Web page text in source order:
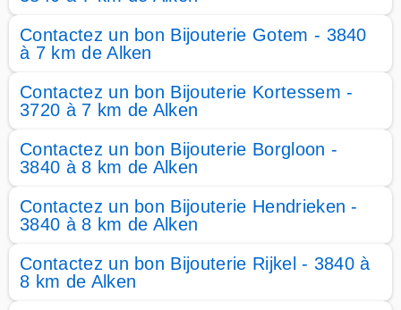
Contactez un bon Bijouterie Gotem - 3840
à 7 km de Alken
Contactez un bon Bijouterie Kortessem -
3720 à 7 km de Alken
Contactez un bon Bijouterie Borgloon -
3840 à 8 km de Alken
Contactez un bon Bijouterie Hendrieken -
3840 à 8 km de Alken
Contactez un bon Bijouterie Rijkel - 3840 à
8 km de Alken